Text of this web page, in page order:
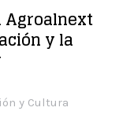
Agroalnext
y la
y Cultura